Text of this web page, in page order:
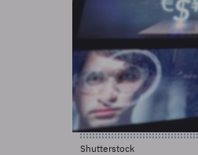
Shutterstock